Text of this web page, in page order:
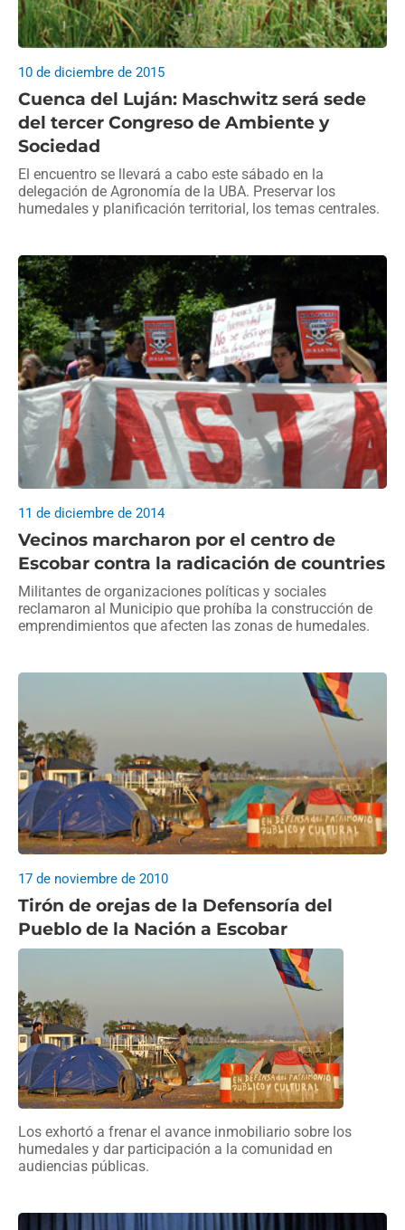
Cuenca del Luján: Maschwitz será sede
del tercer Congreso de Ambiente y
Sociedad
10 de diciembre de 2015
El encuentro se llevará a cabo este sábado en la
delegación de Agronomía de la UBA. Preservar los
humedales y planificación territorial, los temas centrales.
Vecinos marcharon por el centro de
Escobar contra la radicación de countries
11 de diciembre de 2014
Militantes de organizaciones políticas y sociales
reclamaron al Municipio que prohíba la construcción de
emprendimientos que afecten las zonas de humedales.
Tirón de orejas de la Defensoría del
Pueblo de la Nación a Escobar
17 de noviembre de 2010
Los exhortó a frenar el avance inmobiliario sobre los
humedales y dar participación a la comunidad en
audiencias públicas.